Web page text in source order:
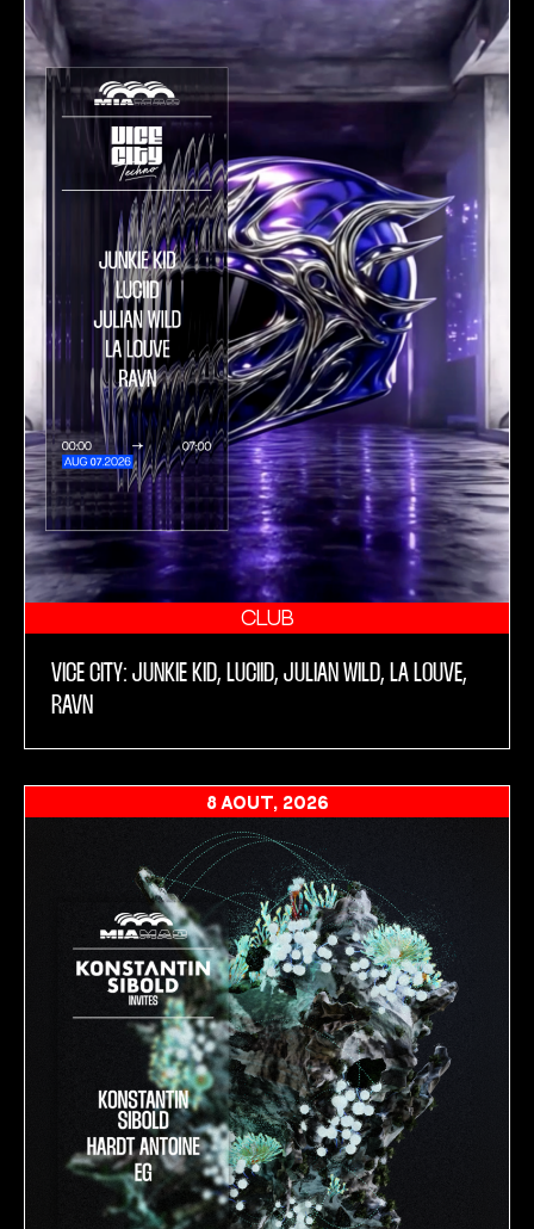
CLUB
VICE CITY: JUNKIE KID, LUCIID, JULIAN WILD, LA LOUVE,
RAVN
8 AOÛT, 2026